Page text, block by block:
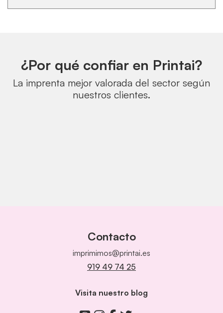
¿Por qué confiar en Printai?
La imprenta mejor valorada del sector según
nuestros clientes.
Contacto
imprimimos@printai.es
919 49 74 25
Visita nuestro blog